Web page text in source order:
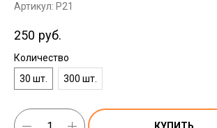
Артикул: P21
250 руб.
Количество
30 шт.
300 шт.